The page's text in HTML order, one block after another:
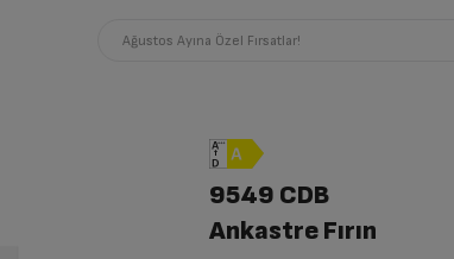
Ağustos Ayına Özel Fırsatlar!
9549 CDB
Ankastre Fırın